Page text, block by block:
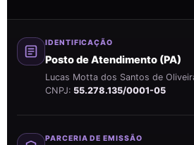
IDENTIFICAÇÃO
Posto de Atendimento (PA)
Lucas Motta dos Santos de
CNPJ: 55.278.135/0001-05
PARCERIA DE EMISSÃO